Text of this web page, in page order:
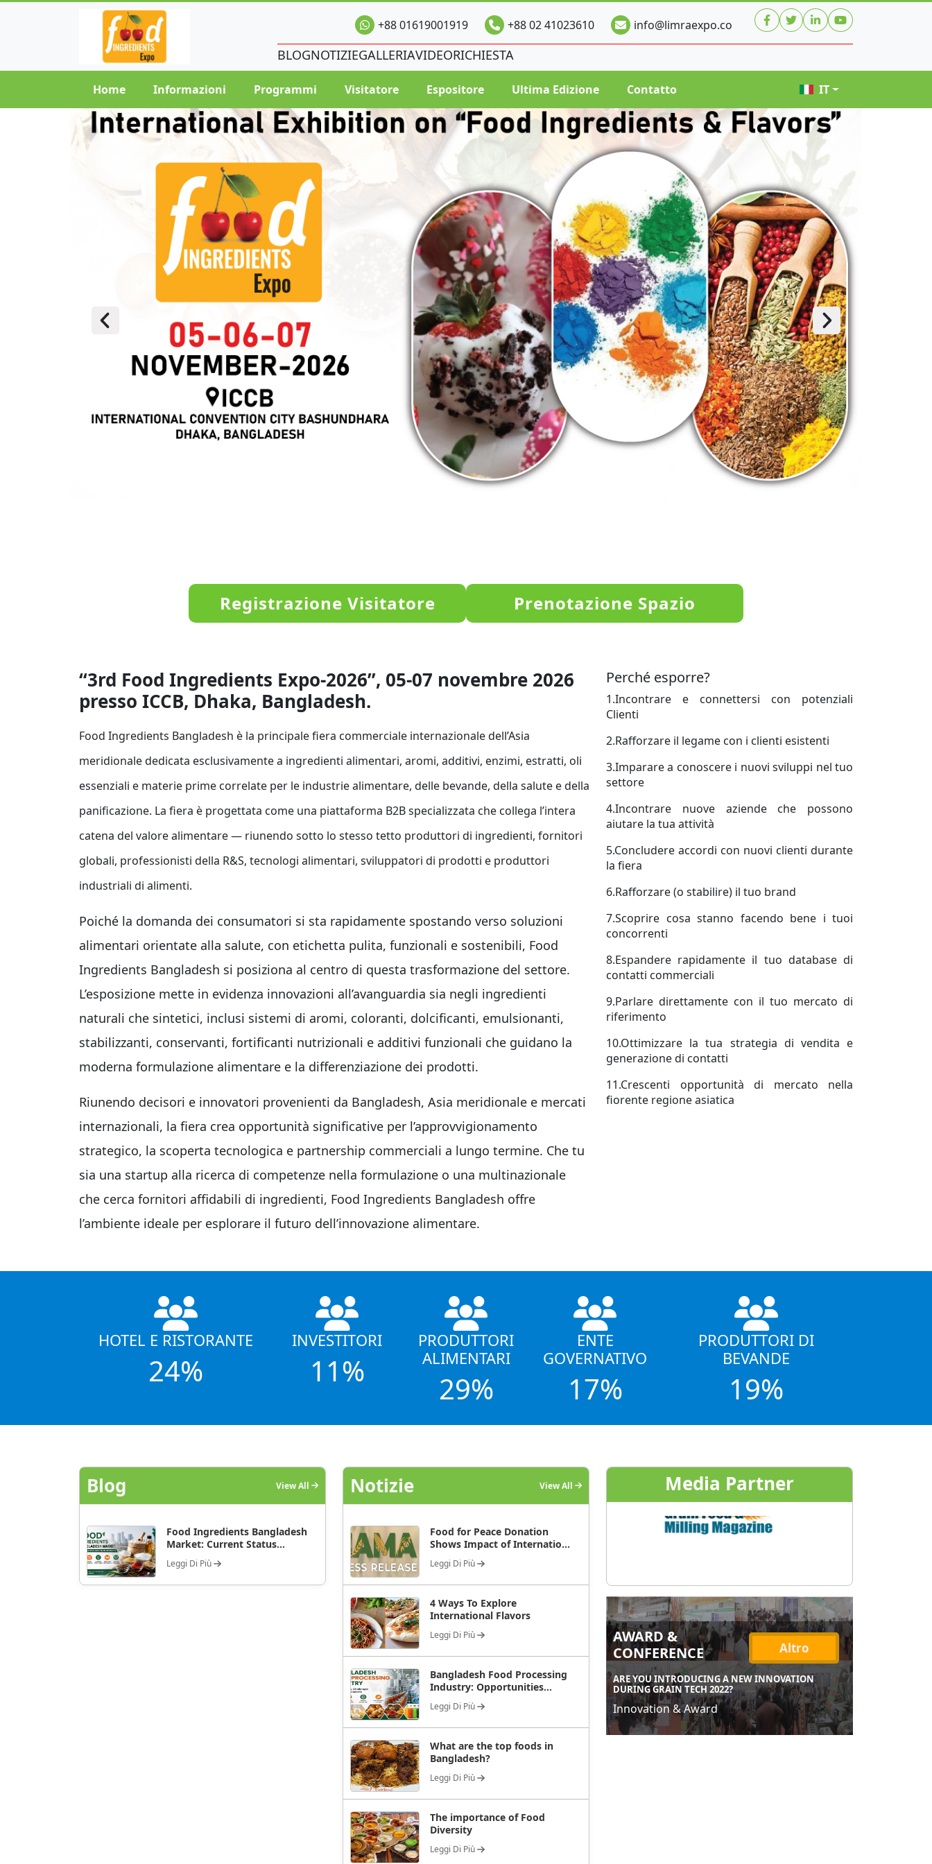
+88 01619001919 +88 02 41023610 info@limraexpo.co
BLOGNOTIZIEGALLERIAVIDEORICHIESTA
Home Informazioni Programmi Visitatore Espositore Ultima Edizione Contatto IT
Registrazione Visitatore Prenotazione Spazio
“3rd Food Ingredients Expo-2026”, 05-07 novembre 2026
presso ICCB, Dhaka, Bangladesh.
Food Ingredients Bangladesh è la principale fiera commerciale internazionale dell’Asia
meridionale dedicata esclusivamente a ingredienti alimentari, aromi, additivi, enzimi, estratti, oli
essenziali e materie prime correlate per le industrie alimentare, delle bevande, della salute e della
panificazione. La fiera è progettata come una piattaforma B2B specializzata che collega l’intera
catena del valore alimentare — riunendo sotto lo stesso tetto produttori di ingredienti, fornitori
globali, professionisti della R&S, tecnologi alimentari, sviluppatori di prodotti e produttori
industriali di alimenti.
Poiché la domanda dei consumatori si sta rapidamente spostando verso soluzioni
alimentari orientate alla salute, con etichetta pulita, funzionali e sostenibili, Food
Ingredients Bangladesh si posiziona al centro di questa trasformazione del settore.
L’esposizione mette in evidenza innovazioni all’avanguardia sia negli ingredienti
naturali che sintetici, inclusi sistemi di aromi, coloranti, dolcificanti, emulsionanti,
stabilizzanti, conservanti, fortificanti nutrizionali e additivi funzionali che guidano la
moderna formulazione alimentare e la differenziazione dei prodotti.
Riunendo decisori e innovatori provenienti da Bangladesh, Asia meridionale e mercati
internazionali, la fiera crea opportunità significative per l’approvvigionamento
strategico, la scoperta tecnologica e partnership commerciali a lungo termine. Che tu
sia una startup alla ricerca di competenze nella formulazione o una multinazionale
che cerca fornitori affidabili di ingredienti, Food Ingredients Bangladesh offre
l’ambiente ideale per esplorare il futuro dell’innovazione alimentare.
Perché esporre?
1.Incontrare e connettersi con potenziali
Clienti
2.Rafforzare il legame con i clienti esistenti
3.Imparare a conoscere i nuovi sviluppi nel tuo
settore
4.Incontrare nuove aziende che possono
aiutare la tua attività
5.Concludere accordi con nuovi clienti durante
la fiera
6.Rafforzare (o stabilire) il tuo brand
7.Scoprire cosa stanno facendo bene i tuoi
concorrenti
8.Espandere rapidamente il tuo database di
contatti commerciali
9.Parlare direttamente con il tuo mercato di
riferimento
10.Ottimizzare la tua strategia di vendita e
generazione di contatti
11.Crescenti opportunità di mercato nella
fiorente regione asiatica
HOTEL E RISTORANTE
24%
INVESTITORI
11%
PRODUTTORI
ALIMENTARI
29%
ENTE
GOVERNATIVO
17%
PRODUTTORI DI
BEVANDE
19%
Blog View All
Food Ingredients Bangladesh
Market: Current Status...
Leggi Di Più
Notizie View All
Food for Peace Donation
Shows Impact of Internatio...
Leggi Di Più
4 Ways To Explore
International Flavors
Leggi Di Più
Bangladesh Food Processing
Industry: Opportunities...
Leggi Di Più
What are the top foods in
Bangladesh?
Leggi Di Più
The importance of Food
Diversity
Leggi Di Più
Media Partner
AWARD &
CONFERENCE
Altro
ARE YOU INTRODUCING A NEW INNOVATION
DURING GRAIN TECH 2022?
Innovation & Award